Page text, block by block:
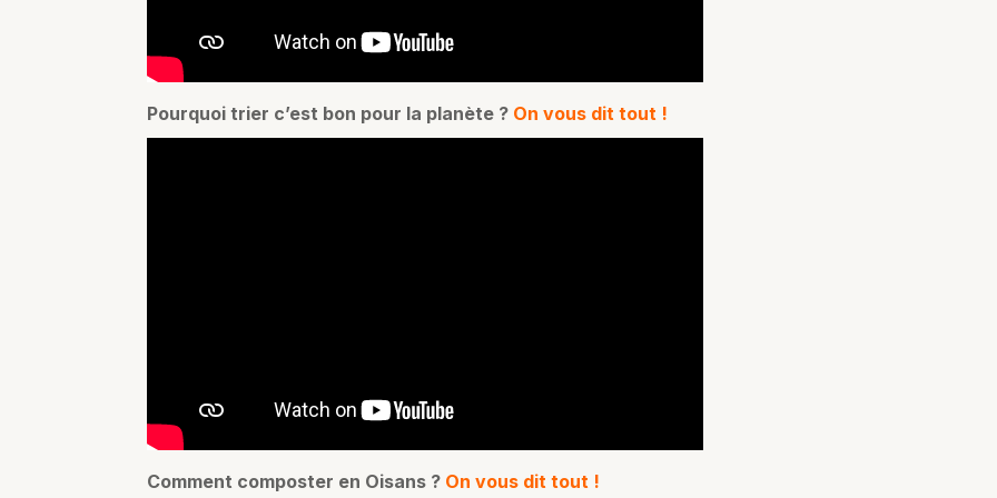
Pourquoi trier c’est bon pour la planète ? On vous dit tout !
Comment composter en Oisans ? On vous dit tout !